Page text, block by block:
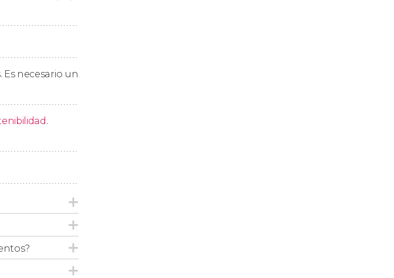
transporte de
queráis, sino
Es necesario un
.